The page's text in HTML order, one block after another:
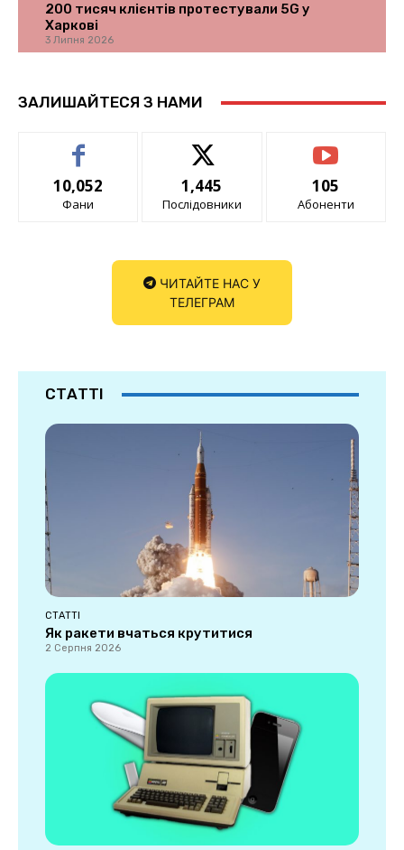
200 тисяч клієнтів протестували 5G у
Харкові
3 Липня 2026
ЗАЛИШАЙТЕСЯ З НАМИ
10,052
Фани
1,445
Послідовники
105
Абоненти
ЧИТАЙТЕ НАС У
ТЕЛЕГРАМ
СТАТТІ
СТАТТІ
Як ракети вчаться крутитися
2 Серпня 2026